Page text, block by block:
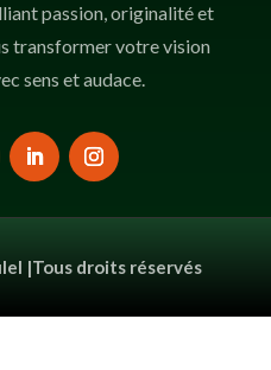
passion, originalité et
transformer votre vision
sens et audace.
|Tous droits réservés